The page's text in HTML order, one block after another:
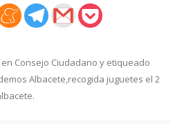
Consejo Ciudadano y etiqueado
Albacete,recogida juguetes el 2
.